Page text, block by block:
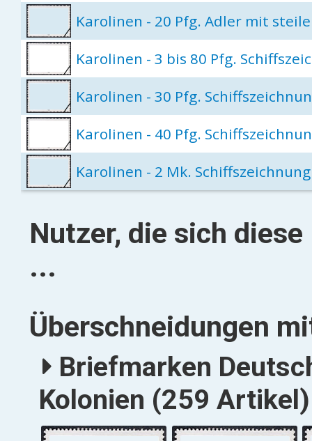
Karolinen - 20 Pfg. Adler mit
Karolinen - 3 bis 80 Pfg.
Karolinen - 30 Pfg.
Karolinen - 40 Pfg.
Karolinen - 2 Mk. Schiffszeichnung
Nutzer, die sich
...
Überschneidungen
Briefmarken
Kolonien (259 Artikel)